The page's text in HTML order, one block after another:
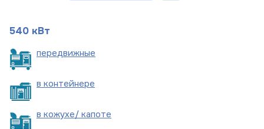
540 кВт
передвижные
в контейнере
в кожухе/ капоте